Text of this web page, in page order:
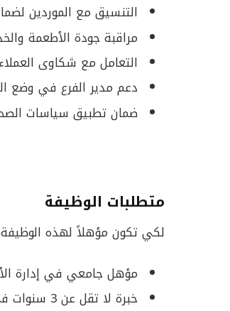
التنسيق مع الموردين
مراقبة جودة الأطعمة
التعامل مع شكاوى
دعم مدير الفرع في وضع
ضمان تطبيق سياسات
متطلبات الوظيفة
لكي تكون مؤهلاً لهذه
مؤهل جامعي في إدارة
خبرة لا تقل عن 3 سنوات في إدارة أو مساعدة إدارة الفروع، ويفضل في قطاع المطاعم.